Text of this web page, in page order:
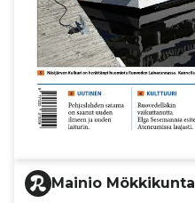
Mainio Mökkikunta